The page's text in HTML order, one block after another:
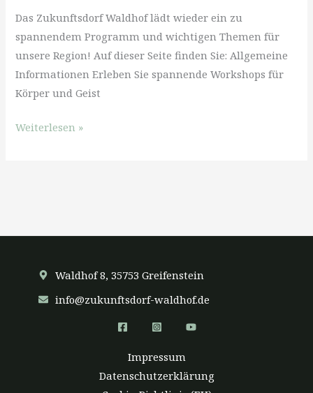
Das Zukunftsdorf Waldhof lädt wieder ein zu
spannendem Programm und wichtigen Themen für
unsere Region! Auf dieser Seite finden Sie: Allgemeine
Informationen Erleben Sie spannende Workshops für
Körper und Geist
Am
Gesundheit!
Weiterlesen »
Waldhof 8, 35753 Greifenstein
info@zukunftsdorf-waldhof.de
Impressum
Datenschutzerklärung